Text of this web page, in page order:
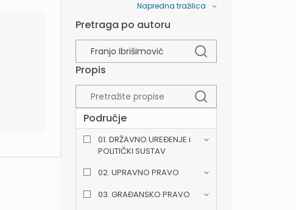
Napredna tražilica
Pretraga po autoru
Propis
Područje
01. DRŽAVNO UREĐENJE i
POLITIČKI SUSTAV
02. UPRAVNO PRAVO
03. GRAĐANSKO PRAVO